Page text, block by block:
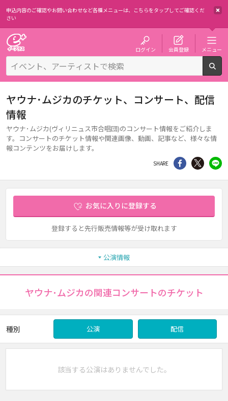
申込内容のご確認やお問い合わせなど各種メニューは、 こちらをタップしてご確認くだ
さい
ログイン 会員登録 メニュー
ヤウナ･ムジカのチケット、コンサート、配信
情報
ヤウナ･ムジカ(ヴィリニュス市合唱団)のコンサート情報をご紹介しま
す。コンサートのチケット情報や関連画像、動画、記事など、様々な情
報コンテンツをお届けします。
SHARE シェア Twitter
お気に入りに登録する
登録すると先行販売情報等が受け取れます
公演情報
ヤウナ･ムジカの関連コンサートのチケット
種別 公演 配信
該当する公演はありませんでした。